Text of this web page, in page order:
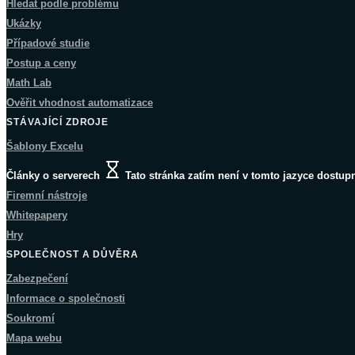
Hledat podle problému
Ukázky
Případové studie
Postup a ceny
Math Lab
Ověřit vhodnost automatizace
STÁVAJÍCÍ ZDROJE
Šablony Excelu
Články o serverech
Tato stránka zatím není v tomto jazyce
Firemní nástroje
Whitepapery
Hry
SPOLEČNOST A DŮVĚRA
Zabezpečení
Informace o společnosti
Soukromí
Mapa webu